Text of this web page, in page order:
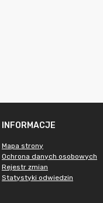
INFORMACJE
Mapa strony
Ochrona danych osobowych
Rejestr zmian
Statystyki odwiedzin